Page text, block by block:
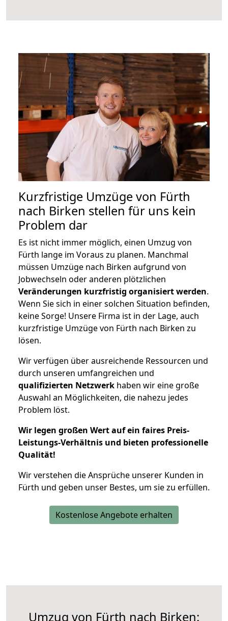
Kurzfristige Umzüge von Fürth
nach Birken stellen für uns kein
Problem dar
Es ist nicht immer möglich, einen Umzug von
Fürth lange im Voraus zu planen. Manchmal
müssen Umzüge nach Birken aufgrund von
Jobwechseln oder anderen plötzlichen
Veränderungen kurzfristig organisiert werden.
Wenn Sie sich in einer solchen Situation befinden,
keine Sorge! Unsere Firma ist in der Lage, auch
kurzfristige Umzüge von Fürth nach Birken zu
lösen.
Wir verfügen über ausreichende Ressourcen und
durch unseren umfangreichen und
qualifizierten Netzwerk haben wir eine große
Auswahl an Möglichkeiten, die nahezu jedes
Problem löst.
Wir legen großen Wert auf ein faires Preis-
Leistungs-Verhältnis und bieten professionelle
Qualität!
Wir verstehen die Ansprüche unserer Kunden in
Fürth und geben unser Bestes, um sie zu erfüllen.
Kostenlose Angebote erhalten
Umzug von Fürth nach Birken: